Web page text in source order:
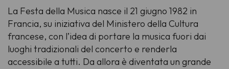
La Festa della Musica nasce il 21 giugno 1982 in
Francia, su iniziativa del Ministero della Cultura
francese, con l’idea di portare la musica fuori dai
luoghi tradizionali del concerto e renderla
accessibile a tutti. Da allora è diventata un grande